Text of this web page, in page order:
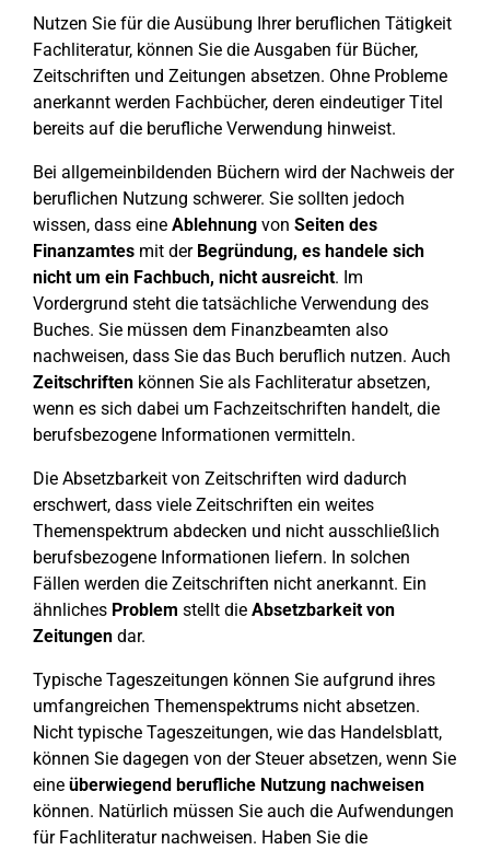
Nutzen Sie für die Ausübung Ihrer beruflichen Tätigkeit
Fachliteratur, können Sie die Ausgaben für Bücher,
Zeitschriften und Zeitungen absetzen. Ohne Probleme
anerkannt werden Fachbücher, deren eindeutiger Titel
bereits auf die berufliche Verwendung hinweist.
Bei allgemeinbildenden Büchern wird der Nachweis der
beruflichen Nutzung schwerer. Sie sollten jedoch
wissen, dass eine Ablehnung von Seiten des
Finanzamtes mit der Begründung, es handele sich
nicht um ein Fachbuch, nicht ausreicht. Im
Vordergrund steht die tatsächliche Verwendung des
Buches. Sie müssen dem Finanzbeamten also
nachweisen, dass Sie das Buch beruflich nutzen. Auch
Zeitschriften können Sie als Fachliteratur absetzen,
wenn es sich dabei um Fachzeitschriften handelt, die
berufsbezogene Informationen vermitteln.
Die Absetzbarkeit von Zeitschriften wird dadurch
erschwert, dass viele Zeitschriften ein weites
Themenspektrum abdecken und nicht ausschließlich
berufsbezogene Informationen liefern. In solchen
Fällen werden die Zeitschriften nicht anerkannt. Ein
ähnliches Problem stellt die Absetzbarkeit von
Zeitungen dar.
Typische Tageszeitungen können Sie aufgrund ihres
umfangreichen Themenspektrums nicht absetzen.
Nicht typische Tageszeitungen, wie das Handelsblatt,
können Sie dagegen von der Steuer absetzen, wenn Sie
eine überwiegend berufliche Nutzung nachweisen
können. Natürlich müssen Sie auch die Aufwendungen
für Fachliteratur nachweisen. Haben Sie die